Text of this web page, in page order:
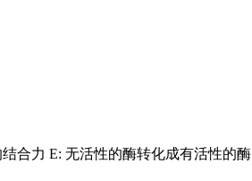
合力 E: 无活性的酶转化成有活性的酶